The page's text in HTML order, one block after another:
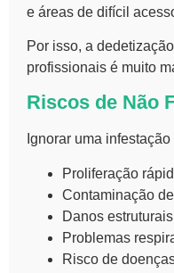
e áreas de difícil
Por isso, a
profissionais é muito
Riscos de Não
Ignorar uma
Proliferação
Contaminação
Danos estruturais
Problemas
Risco de